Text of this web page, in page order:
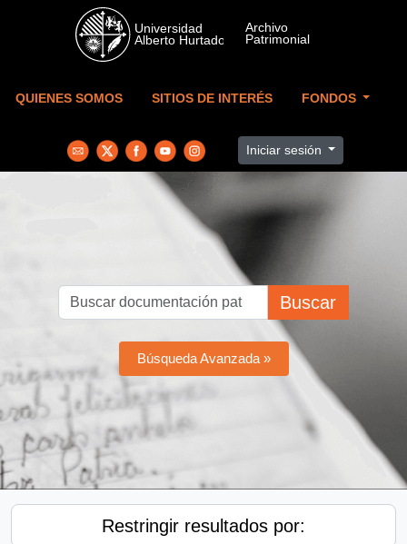
Skip to main content
QUIENES SOMOS SITIOS DE INTERÉS FONDOS
Iniciar sesión
Buscar
Búsqueda Avanzada »
Restringir resultados por: